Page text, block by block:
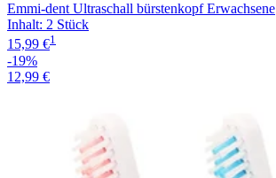
Emmi-dent Ultraschall bürstenkopf Erwachsene
Inhalt: 2 Stück
15,99 €1
-19%
12,99 €